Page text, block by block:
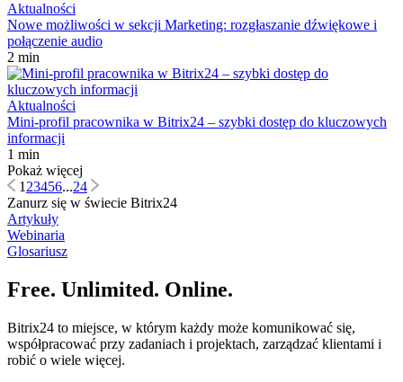
Aktualności
Nowe możliwości w sekcji Marketing: rozgłaszanie dźwiękowe i
połączenie audio
2 min
Aktualności
Mini-profil pracownika w Bitrix24 – szybki dostęp do kluczowych
informacji
1 min
Pokaż więcej
123456...24
Zanurz się w świecie Bitrix24
Artykuły
Webinaria
Glosariusz
Free. Unlimited. Online.
Bitrix24 to miejsce, w którym każdy może komunikować się,
współpracować przy zadaniach i projektach, zarządzać klientami i
robić o wiele więcej.